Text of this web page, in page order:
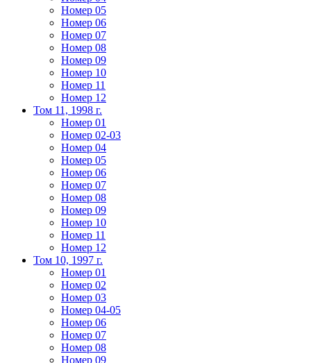
Номер 05
Номер 06
Номер 07
Номер 08
Номер 09
Номер 10
Номер 11
Номер 12
Том 11, 1998 г.
Номер 01
Номер 02-03
Номер 04
Номер 05
Номер 06
Номер 07
Номер 08
Номер 09
Номер 10
Номер 11
Номер 12
Том 10, 1997 г.
Номер 01
Номер 02
Номер 03
Номер 04-05
Номер 06
Номер 07
Номер 08
Номер 09